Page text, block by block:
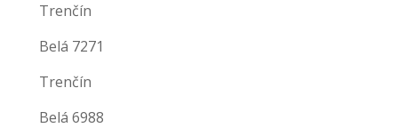
Trenčín
Belá 7271
Trenčín
Belá 6988